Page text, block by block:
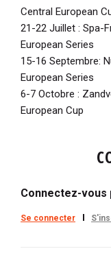
Central European
21-22 Juillet : Spa-
European Series
15-16 Septembre:
European Series
6-7 Octobre :
European Cup
Connectez-
Se connecter